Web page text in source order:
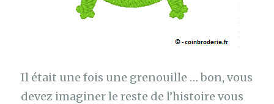
Il était une fois une grenouille … bon, vous
devez imaginer le reste de l’histoire vous